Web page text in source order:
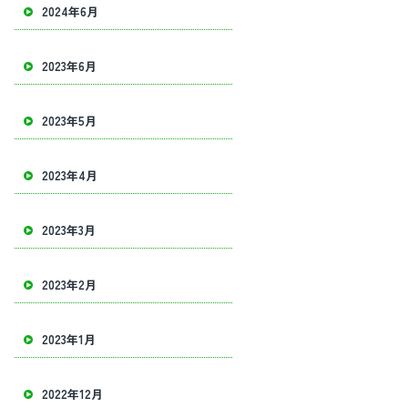
2024年6月
2023年6月
2023年5月
2023年4月
2023年3月
2023年2月
2023年1月
2022年12月